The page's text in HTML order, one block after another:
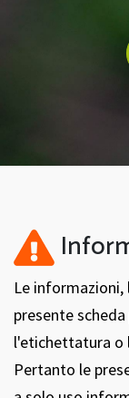
Le
presente
l'etichettatura o
Pertanto le